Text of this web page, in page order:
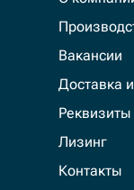
Вакансии
Доставка
Реквизиты
Лизинг
Контакты